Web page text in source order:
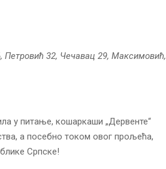
Петровић 32, Чечавац 29, Максимовић,
у питање, кошаркаши „Дервенте“
а посебно током овог прољећа,
Српске!